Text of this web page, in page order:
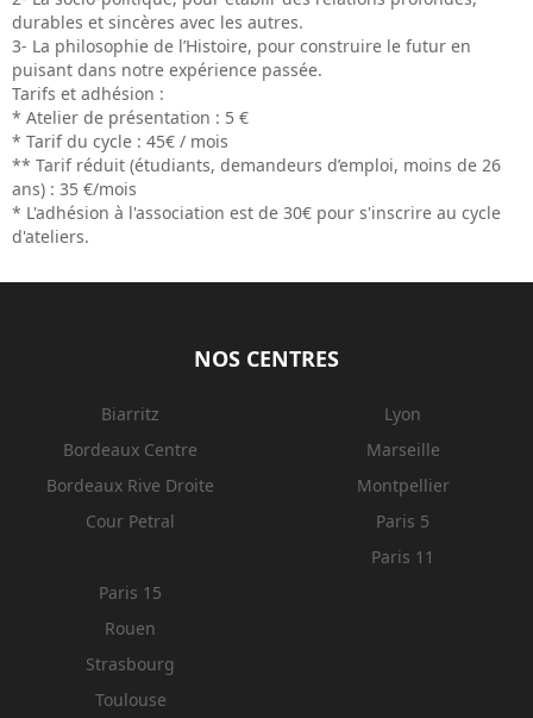
durables et sincères avec les autres.
3- La philosophie de l’Histoire, pour construire le futur en
puisant dans notre expérience passée.
Tarifs et adhésion :
* Atelier de présentation : 5 €
* Tarif du cycle : 45€ / mois
** Tarif réduit (étudiants, demandeurs d’emploi, moins de 26
ans) : 35 €/mois
* L'adhésion à l'association est de 30€ pour s'inscrire au cycle
d'ateliers.
NOS CENTRES
Biarritz
Bordeaux Centre
Bordeaux Rive Droite
Cour Petral
Lyon
Marseille
Montpellier
Paris 5
Paris 11
Paris 15
Rouen
Strasbourg
Toulouse